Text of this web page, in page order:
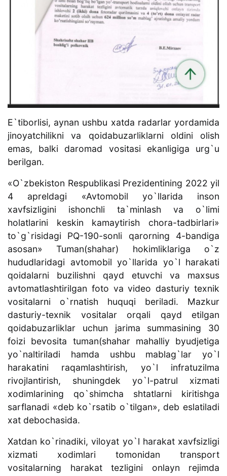
E`tiborlisi, aynan ushbu xatda radarlar yordamida
jinoyatchilikni va qoidabuzarliklarni oldini olish
emas, balki daromad vositasi ekanligiga urg`u
berilgan.
«O`zbekiston Respublikasi Prezidentining 2022 yil
4 apreldagi «Avtomobil yo`llarida inson
xavfsizligini ishonchli ta`minlash va o`limi
holatlarini keskin kamaytirish chora-tadbirlari»
to`g`risidagi PQ-190-sonli qarorning 4-bandiga
asosan» Tuman(shahar) hokimliklariga o`z
hududlaridagi avtomobil yo`llarida yo`l harakati
qoidalarni buzilishni qayd etuvchi va maxsus
avtomatlashtirilgan foto va video dasturiy texnik
vositalarni o`rnatish huquqi beriladi. Mazkur
dasturiy-texnik vositalar orqali qayd etilgan
qoidabuzarliklar uchun jarima summasining 30
foizi bevosita tuman(shahar mahalliy byudjetiga
yo`naltiriladi hamda ushbu mablag`lar yo`l
harakatini raqamlashtirish, yo`l infratuzilma
rivojlantirish, shuningdek yo`l-patrul xizmati
xodimlarining qo`shimcha shtatlarni kiritishga
sarflanadi «deb ko`rsatib o`tilgan», deb eslatiladi
xat debochasida.
Xatdan ko`rinadiki, viloyat yo`l harakat xavfsizligi
xizmati xodimlari tomonidan transport
vositalarning harakat tezligini onlayn rejimda